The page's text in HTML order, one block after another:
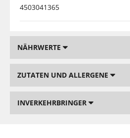
4503041365
NÄHRWERTE
ZUTATEN UND ALLERGENE
INVERKEHRBRINGER